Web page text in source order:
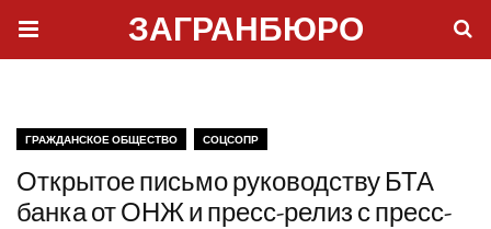
ЗАГРАНБЮРО
ГРАЖДАНСКОЕ ОБЩЕСТВО СОЦСОПР
Открытое письмо руководству БТА
банка от ОНЖ и пресс-релиз с пресс-